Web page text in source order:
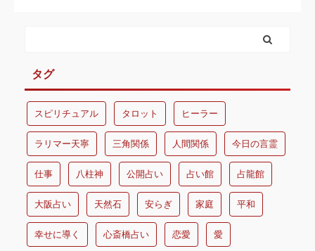
タグ
スピリチュアル タロット ヒーラー
ラリマー天寧 三角関係 人間関係 今日の言霊
仕事 八柱神 公開占い 占い館 占龍館
大阪占い 天然石 安らぎ 家庭 平和
幸せに導く 心斎橋占い 恋愛 愛